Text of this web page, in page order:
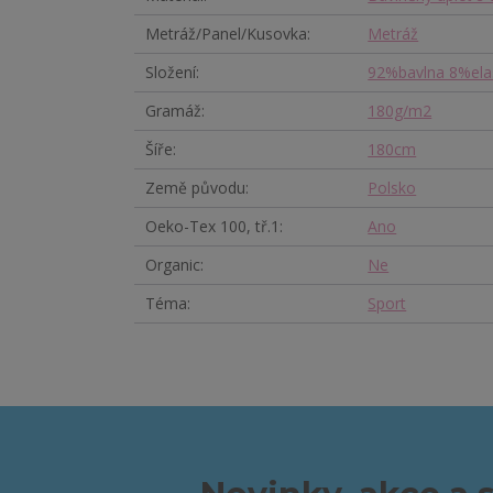
Metráž/Panel/Kusovka
Metráž
Složení
92%bavlna
Gramáž
180g/m2
Šíře
180cm
Země původu
Polsko
Oeko-Tex 100, tř.1
Ano
Organic
Ne
Téma
Sport